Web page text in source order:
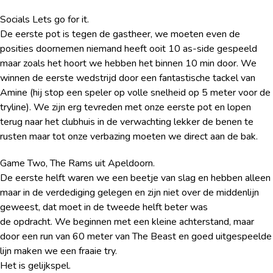
Socials Lets go for it.
De eerste pot is tegen de gastheer, we moeten even de
posities doornemen niemand heeft ooit 10 as-side gespeeld
maar zoals het hoort we hebben het binnen 10 min door. We
winnen de eerste wedstrijd door een fantastische tackel van
Amine (hij stop een speler op volle snelheid op 5 meter voor de
tryline). We zijn erg tevreden met onze eerste pot en lopen
terug naar het clubhuis in de verwachting lekker de benen te
rusten maar tot onze verbazing moeten we direct aan de bak.
Game Two, The Rams uit Apeldoorn.
De eerste helft waren we een beetje van slag en hebben alleen
maar in de verdediging gelegen en zijn niet over de middenlijn
geweest, dat moet in de tweede helft beter was
de opdracht. We beginnen met een kleine achterstand, maar
door een run van 60 meter van The Beast en goed uitgespeelde
lijn maken we een fraaie try.
Het is gelijkspel.